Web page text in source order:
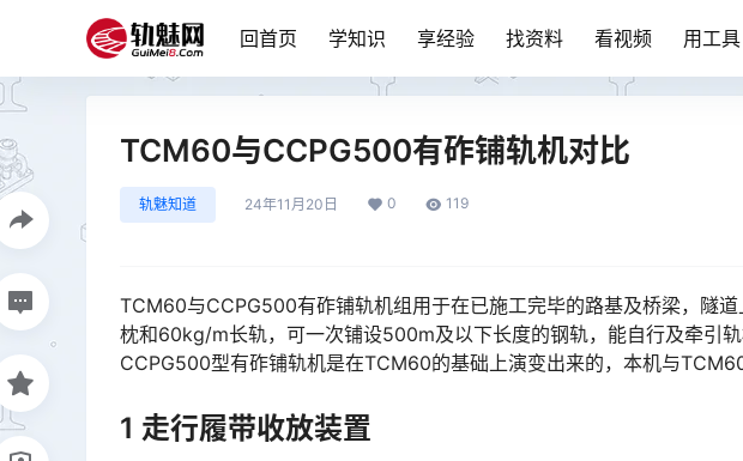
回首页 学知识 享经验 找资料 看视频 用工具
TCM60与CCPG500有砟铺轨机对比
轨魅知道 24年11月20日 0 119
TCM60与CCPG500有砟铺轨机组用于在已施工完毕的路基及桥梁，隧
枕和60kg/m长轨，可一次铺设500m及以下长度的钢轨，能自行及牵引轨
CCPG500型有砟铺轨机是在TCM60的基础上演变出来的，本机与
1 走行履带收放装置